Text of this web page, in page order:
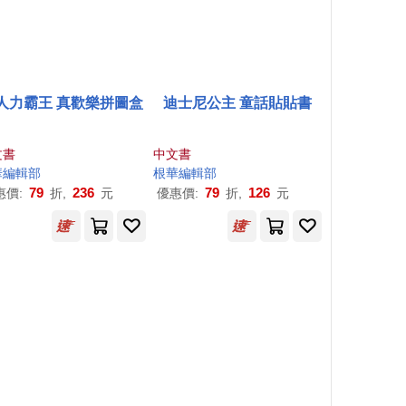
力霸王 真歡樂拼圖盒
書
編輯部
價: 79 折, 236 元
迪士尼公主 童話貼貼書
中文書
根華編輯部
優惠價: 79 折, 126 元